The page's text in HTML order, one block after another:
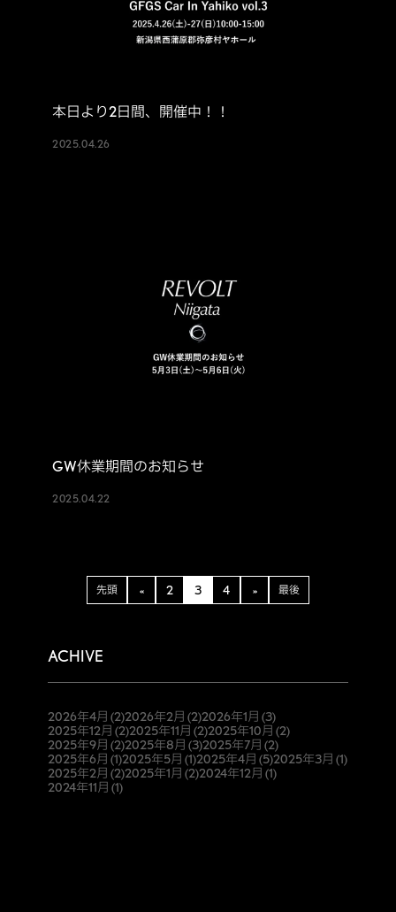
本日より2日間、開催中！！
2025.04.26
GW休業期間のお知らせ
2025.04.22
先頭 « 2 3 4 » 最後
ACHIVE
2026年4月 (2)2026年2月 (2)2026年1月 (3)
2025年12月 (2)2025年11月 (2)2025年10月 (2)
2025年9月 (2)2025年8月 (3)2025年7月 (2)
2025年6月 (1)2025年5月 (1)2025年4月 (5)2025年3月 (1)
2025年2月 (2)2025年1月 (2)2024年12月 (1)
2024年11月 (1)